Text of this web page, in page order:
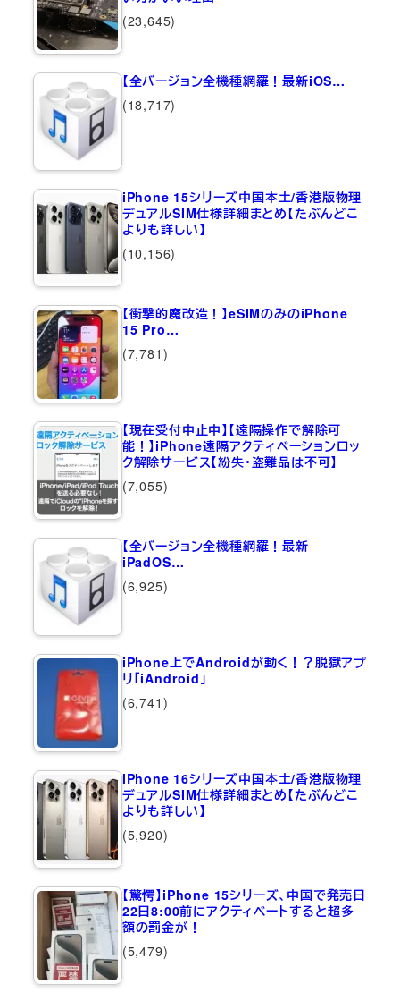
(23,645)
【全バージョン全機種網羅！最新iOS…
(18,717)
iPhone 15シリーズ中国本土/香港版物理
デュアルSIM仕様詳細まとめ【たぶんどこ
よりも詳しい】
(10,156)
【衝撃的魔改造！】eSIMのみのiPhone
15 Pro…
(7,781)
【現在受付中止中】【遠隔操作で解除可
能！】iPhone遠隔アクティベーションロッ
ク解除サービス【紛失・盗難品は不可】
(7,055)
【全バージョン全機種網羅！最新
iPadOS…
(6,925)
iPhone上でAndroidが動く！？脱獄アプ
リ「iAndroid」
(6,741)
iPhone 16シリーズ中国本土/香港版物理
デュアルSIM仕様詳細まとめ【たぶんどこ
よりも詳しい】
(5,920)
【驚愕】iPhone 15シリーズ、中国で発売日
22日8:00前にアクティベートすると超多
額の罰金が！
(5,479)